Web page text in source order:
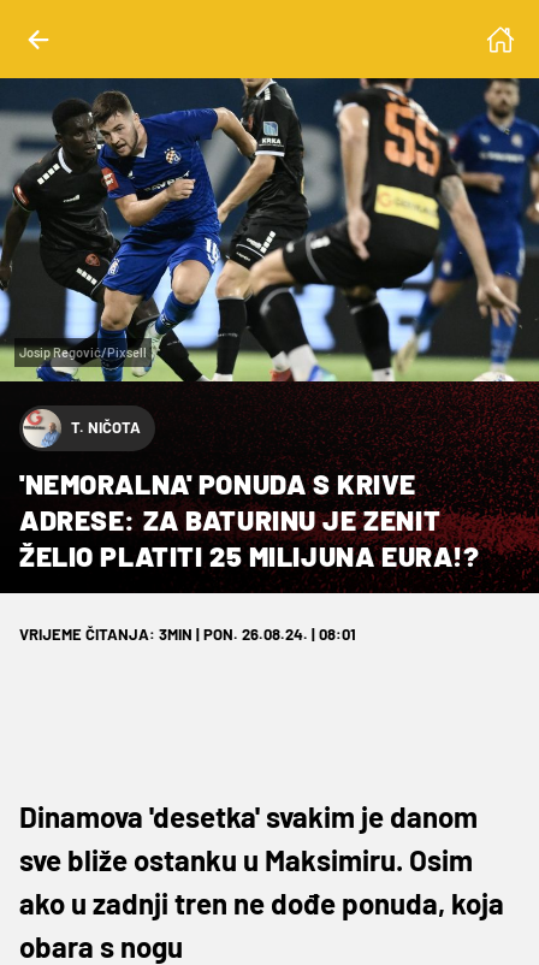
Josip Regović/Pixsell
T. NIČOTA
'NEMORALNA' PONUDA S KRIVE
ADRESE: ZA BATURINU JE ZENIT
ŽELIO PLATITI 25 MILIJUNA EURA!?
VRIJEME ČITANJA: 3MIN | PON. 26.08.24. | 08:01
Dinamova 'desetka' svakim je danom
sve bliže ostanku u Maksimiru. Osim
ako u zadnji tren ne dođe ponuda, koja
obara s nogu